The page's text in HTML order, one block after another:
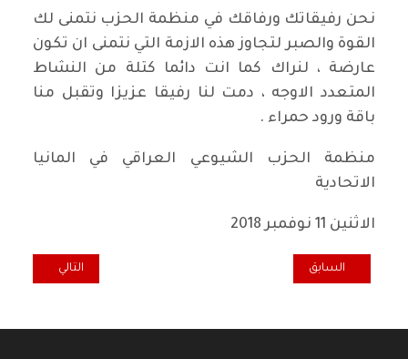
نحن رفيقاتك ورفاقك في منظمة الحزب نتمنى لك
القوة والصبر لتجاوز هذه الازمة التي نتمنى ان تكون
عارضة ، لنراك كما انت دائما كتلة من النشاط
المتعدد الاوجه ، دمت لنا رفيقا عزيزا وتقبل منا
باقة ورود حمراء .
منظمة الحزب الشيوعي العراقي في المانيا
الاتحادية
الاثنين 11 نوفمبر 2018
المقال السابق: احتضنته حدائق "الزوراء" مهرجان منوع لتلاميذ مدارس
السابق المقال التالي:
التالي